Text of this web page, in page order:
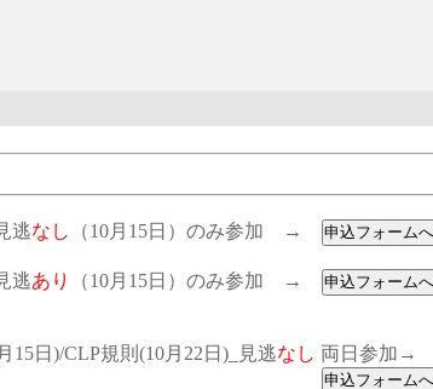
逃なし （10月15日）のみ参加 →
逃あり （10月15日）のみ参加 →
15日)/CLP規則(10月22日)_見逃なし 両日参加